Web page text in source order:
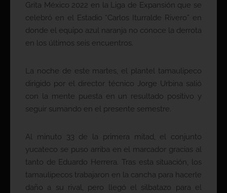
Grita México 2022 en la Liga de Expansión que se
celebró en el Estadio “Carlos Iturralde Rivero” en
donde el equipo azul naranja no conoce la derrota
en los últimos seis encuentros.
La noche de este martes, el plantel tamaulipeco
dirigido por el director técnico Jorge Urbina salió
con la mente puesta en un resultado positivo y
seguir sumando en el presente semestre.
Al minuto 33 de la primera mitad, el conjunto
yucateco se puso arriba en el marcador gracias al
tanto de Eduardo Herrera. Tras esta situación, los
tamaulipecos trabajaron en la cancha para hacerle
daño a su rival, pero llegó el silbatazo para el